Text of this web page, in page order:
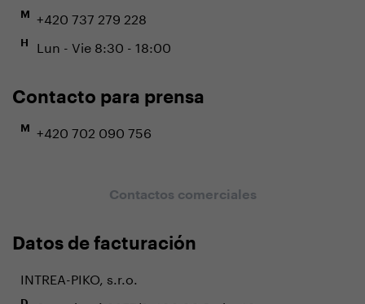
M +420 737 279 228
H Lun - Vie 8:30 - 18:00
Contacto para prensa
M +420 702 090 756
Contactos comerciales
Datos de facturación
INTREA-PIKO, s.r.o.